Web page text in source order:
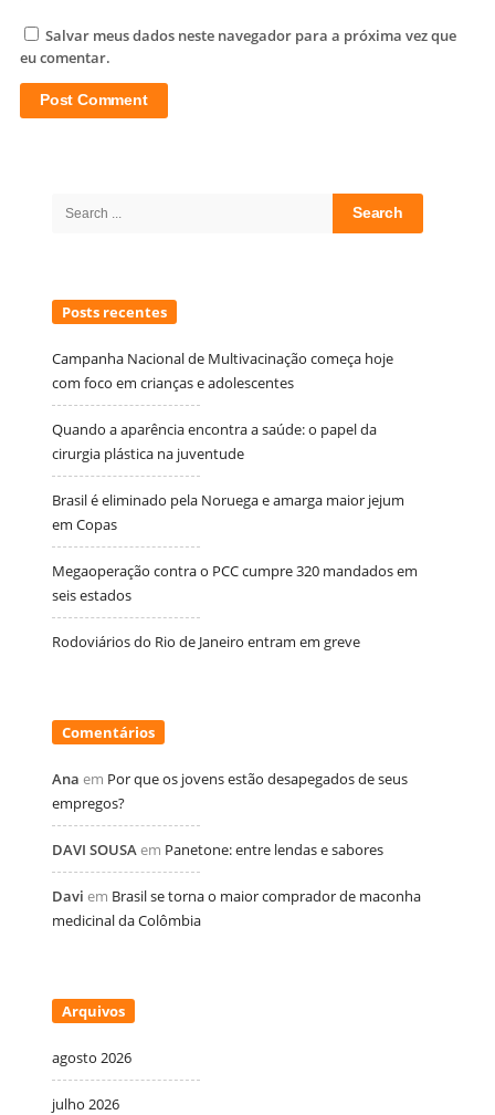
Salvar meus dados neste navegador para a próxima vez que
eu comentar.
Search
Posts recentes
Campanha Nacional de Multivacinação começa hoje
com foco em crianças e adolescentes
Quando a aparência encontra a saúde: o papel da
cirurgia plástica na juventude
Brasil é eliminado pela Noruega e amarga maior jejum
em Copas
Megaoperação contra o PCC cumpre 320 mandados em
seis estados
Rodoviários do Rio de Janeiro entram em greve
Comentários
Ana em Por que os jovens estão desapegados de seus
empregos?
DAVI SOUSAem Panetone: entre lendas e sabores
Davi em Brasil se torna o maior comprador de maconha
medicinal da Colômbia
Arquivos
agosto 2026
julho 2026